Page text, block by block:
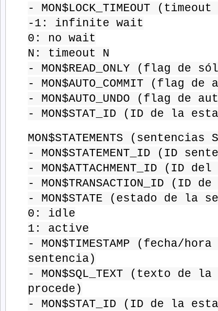
- MON$LOCK_TIMEOUT
-1: infinite wait
0: no wait
N: timeout N
- MON$READ_ONLY (flag de
- MON$AUTO_COMMIT (flag
- MON$AUTO_UNDO (flag de
- MON$STAT_ID (ID de la
MON$STATEMENTS (sentencias
- MON$STATEMENT_ID (ID
- MON$ATTACHMENT_ID (ID
- MON$TRANSACTION_ID (ID
- MON$STATE (estado de la
0: idle
1: active
- MON$TIMESTAMP (fecha/
sentencia)
- MON$SQL_TEXT (texto de
procede)
- MON$STAT_ID (ID de la